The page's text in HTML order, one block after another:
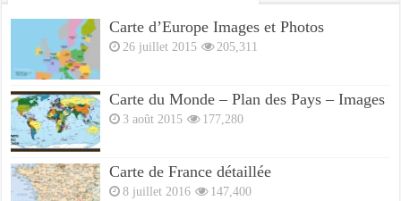
Carte d’Europe Images et Photos
26 juillet 2015 205,311
Carte du Monde – Plan des Pays – Images
3 août 2015 177,280
Carte de France détaillée
8 juillet 2016 147,400